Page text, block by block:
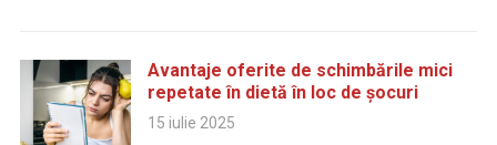
Avantaje oferite de schimbările mici
repetate în dietă în loc de șocuri
15 iulie 2025